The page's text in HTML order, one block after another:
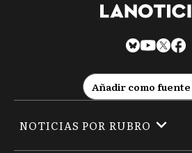
Añadir como
NOTICIAS POR RUBRO